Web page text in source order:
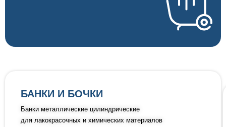
БАНКИ И БОЧКИ
Банки металлические цилиндрические
для лакокрасочных и химических материалов